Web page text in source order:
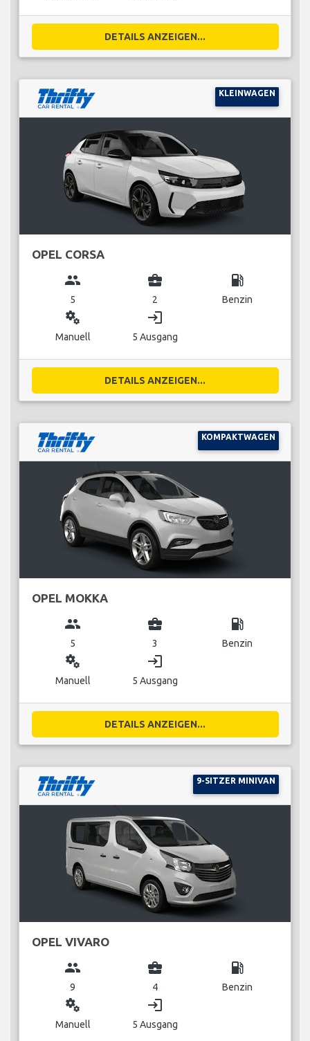
DETAILS ANZEIGEN...
KLEINWAGEN
OPEL CORSA
group
5
business_center
2
local_gas_station
Benzin
miscellaneous_services
Manuell
login
5 Ausgang
DETAILS ANZEIGEN...
KOMPAKTWAGEN
OPEL MOKKA
group
5
business_center
3
local_gas_station
Benzin
miscellaneous_services
Manuell
login
5 Ausgang
DETAILS ANZEIGEN...
9-SITZER MINIVAN
OPEL VIVARO
group
9
business_center
4
local_gas_station
Benzin
miscellaneous_services
Manuell
login
5 Ausgang